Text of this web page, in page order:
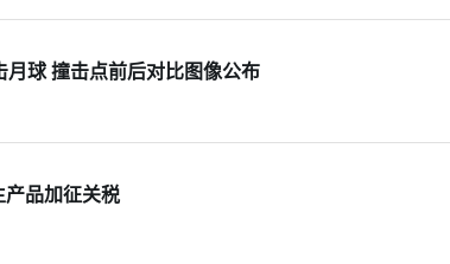
球 撞击点前后对比图像公布
品加征关税